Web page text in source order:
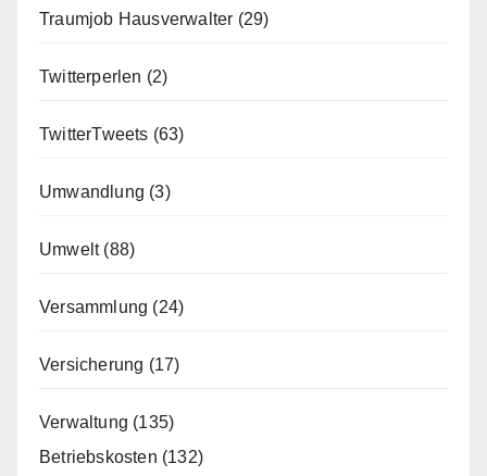
Traumjob Hausverwalter (29)
Twitterperlen (2)
TwitterTweets (63)
Umwandlung (3)
Umwelt(88)
Versammlung (24)
Versicherung (17)
Verwaltung (135)
Betriebskosten (132)